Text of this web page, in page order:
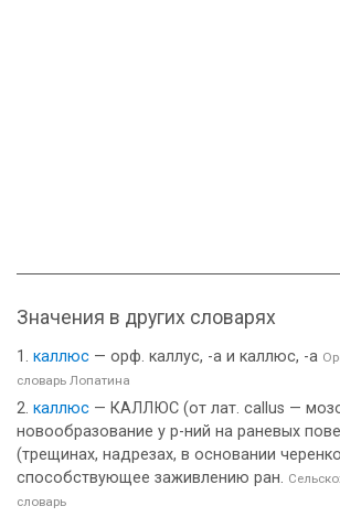
Значения в других словарях
каллюс — орф. каллус, -а и каллюс, -а
словарь Лопатина
каллюс — КАЛЛЮС (от лат. callus —
новообразование у р-ний на раневых
(трещинах, надрезах, в основании
способствующее заживлению ран.
словарь